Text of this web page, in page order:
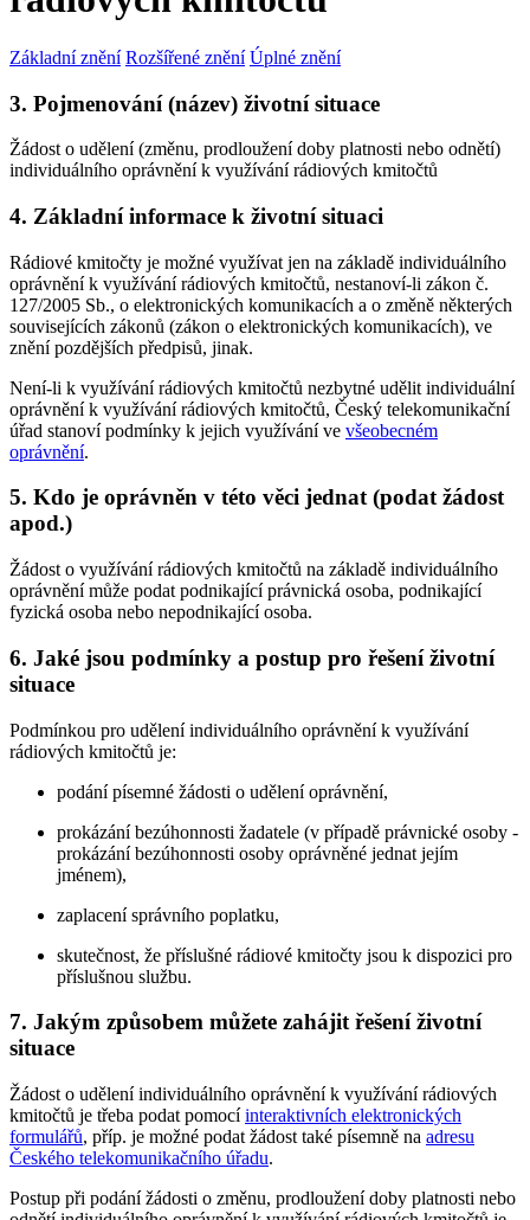
Základní znění Rozšířené znění Úplné znění
3. Pojmenování (název) životní situace
Žádost o udělení (změnu, prodloužení doby platnosti nebo odnětí)
individuálního oprávnění k využívání rádiových kmitočtů
4. Základní informace k životní situaci
Rádiové kmitočty je možné využívat jen na základě individuálního
oprávnění k využívání rádiových kmitočtů, nestanoví-li zákon č.
127/2005 Sb., o elektronických komunikacích a o změně některých
souvisejících zákonů (zákon o elektronických komunikacích), ve
znění pozdějších předpisů, jinak.
Není-li k využívání rádiových kmitočtů nezbytné udělit individuální
oprávnění k využívání rádiových kmitočtů, Český telekomunikační
úřad stanoví podmínky k jejich využívání ve všeobecném
oprávnění.
5. Kdo je oprávněn v této věci jednat (podat žádost
apod.)
Žádost o využívání rádiových kmitočtů na základě individuálního
oprávnění může podat podnikající právnická osoba, podnikající
fyzická osoba nebo nepodnikající osoba.
6. Jaké jsou podmínky a postup pro řešení životní
situace
Podmínkou pro udělení individuálního oprávnění k využívání
rádiových kmitočtů je:
podání písemné žádosti o udělení oprávnění,
prokázání bezúhonnosti žadatele (v případě právnické osoby -
prokázání bezúhonnosti osoby oprávněné jednat jejím
jménem),
zaplacení správního poplatku,
skutečnost, že příslušné rádiové kmitočty jsou k dispozici pro
příslušnou službu.
7. Jakým způsobem můžete zahájit řešení životní
situace
Žádost o udělení individuálního oprávnění k využívání rádiových
kmitočtů je třeba podat pomocíinteraktivních elektronických
formulářů, příp. je možné podat žádost také písemně na adresu
Českého telekomunikačního úřadu.
Postup při podání žádosti o změnu, prodloužení doby platnosti nebo